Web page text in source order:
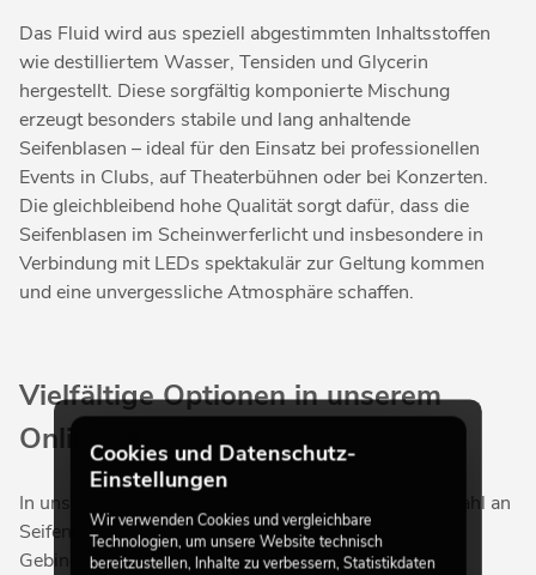
Das Fluid wird aus speziell abgestimmten Inhaltsstoffen
wie destilliertem Wasser, Tensiden und Glycerin
hergestellt. Diese sorgfältig komponierte Mischung
erzeugt besonders stabile und lang anhaltende
Seifenblasen – ideal für den Einsatz bei professionellen
Events in Clubs, auf Theaterbühnen oder bei Konzerten.
Die gleichbleibend hohe Qualität sorgt dafür, dass die
Seifenblasen im Scheinwerferlicht und insbesondere in
Verbindung mit LEDs spektakulär zur Geltung kommen
und eine unvergessliche Atmosphäre schaffen.
Vielfältige Optionen in unserem
Online Shop
In unserem Online Shop finden Sie eine große Auswahl an
Seifenblasenfluiden in verschiedenen Farben und
Gebindegrößen. Ob in handlichen Flaschen oder
Cookies und Datenschutz-
Einstellungen
Wir verwenden Cookies und vergleichbare
Technologien, um unsere Website technisch
bereitzustellen, Inhalte zu verbessern, Statistikdaten